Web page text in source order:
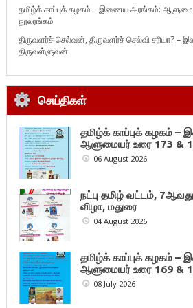
தமிழ்க் காப்புக் கழகம் – இணைய அரங்கம்:
நூலரங்கம்
திருவளர்ச் செல்வன், திருவளர்ச் செல்வி சரியா? –
திருவள்ளுவன்
செய்திகள்
தமிழ்க் காப்புக் கழகம்
ஆளுமையர் உரை 173 &
06 August 2026
நட்பு தமிழ் வட்டம்,
விழா, மதுரை
04 August 2026
தமிழ்க் காப்புக் கழகம்
ஆளுமையர் உரை 169 &
08 July 2026